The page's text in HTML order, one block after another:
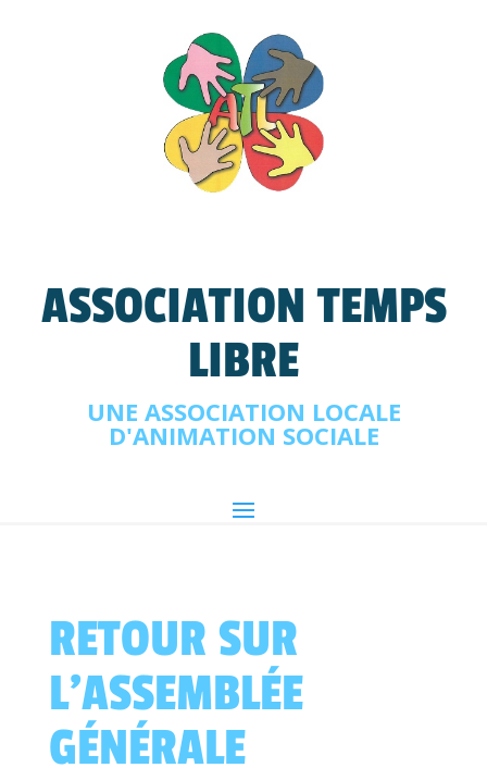
ASSOCIATION TEMPS
LIBRE
UNE ASSOCIATION LOCALE
D'ANIMATION SOCIALE
RETOUR SUR
L’ASSEMBLÉE
GÉNÉRALE